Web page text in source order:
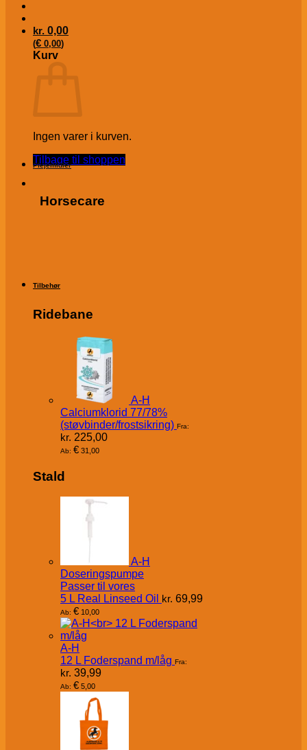
kr. 0,00
(€ 0,00)
Kurv
Ingen varer i kurven.
Tilbage til shoppen
Plejemidler
Horsecare
Tilbehør
Ridebane
A-H
Calciumklorid 77/78%
(støvbinder/frostsikring) Fra:
kr. 225,00
Ab: € 31,00
Stald
A-H
Doseringspumpe
Passer til vores
5 L Real Linseed Oil kr. 69,99
Ab: € 10,00
A-H
12 L Foderspand m/låg Fra:
kr. 39,99
Ab: € 5,00